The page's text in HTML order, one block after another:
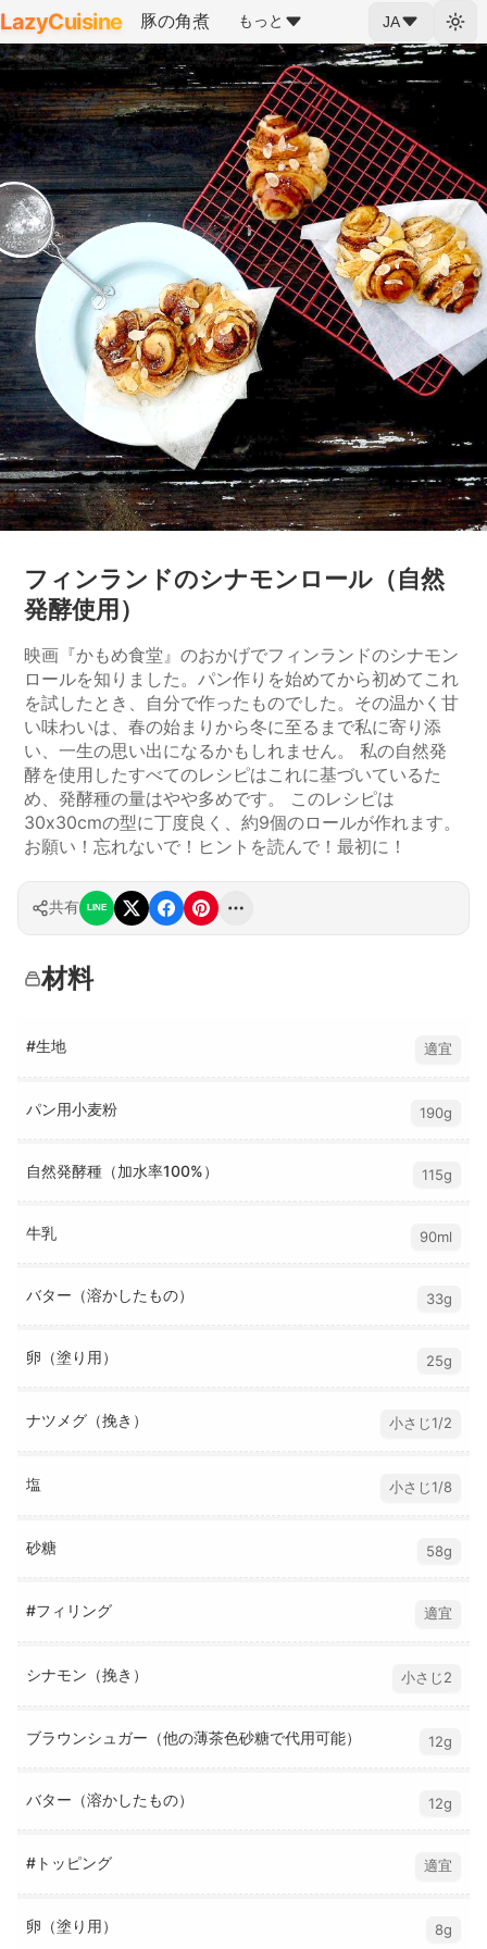
LazyCuisine 豚の角煮 もっと JA
フィンランドのシナモンロール（自然
発酵使用）
映画『かもめ食堂』のおかげでフィンランドのシナモン
ロールを知りました。パン作りを始めてから初めてこれ
を試したとき、自分で作ったものでした。その温かく甘
い味わいは、春の始まりから冬に至るまで私に寄り添
い、一生の思い出になるかもしれません。 私の自然発
酵を使用したすべてのレシピはこれに基づいているた
め、発酵種の量はやや多めです。 このレシピは
30x30cmの型に丁度良く、約9個のロールが作れます。
お願い！忘れないで！ヒントを読んで！最初に！
共有 LINE
材料
#生地 適宜
パン用小麦粉 190g
自然発酵種（加水率100%） 115g
牛乳 90ml
バター（溶かしたもの） 33g
卵（塗り用） 25g
ナツメグ（挽き） 小さじ1/2
塩 小さじ1/8
砂糖 58g
#フィリング 適宜
シナモン（挽き） 小さじ2
ブラウンシュガー（他の薄茶色砂糖で代用可能） 12g
バター（溶かしたもの） 12g
#トッピング 適宜
卵（塗り用） 8g